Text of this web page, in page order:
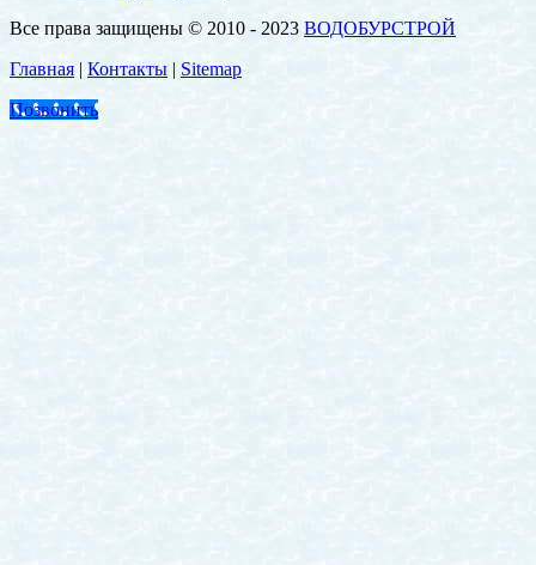
Все права защищены © 2010 - 2023 ВОДОБУРСТРОЙ
Главная | Контакты | Sitemap
Позвонить